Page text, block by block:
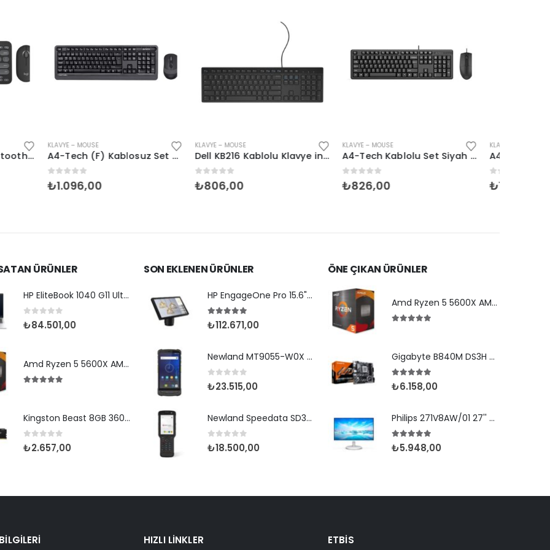
A4-Tech (F) Kablosuz Set Siyah (FG1010-FG)
KLAVYE – MOUSE
Dell KB216 Kablolu Klavye ingilizce (580-ADHK)
₺806,00
KLAVYE – MOUSE
A4-Tech Kablolu Set Siyah (KR-3330)
₺826,00
KLAVYE – MOUSE
A4-Tech Kablosuz Set Gri (FG1010-G)
₺1.093,00
ÜRÜNLER
HP EliteBook 1040 G11 Ultra7 155H-14-32G-1TBSD-WPr
0 5 üzerinden
₺84.501,00
Amd Ryzen 5 5600X AM4Pin 65W Fanlı (Box)
Kingston Beast 8GB 3600 DDR4 (KF436C17BB/8TR)
0 5 üzerinden
₺2.657,00
SON EKLENEN ÜRÜNLER
HP EngageOne Pro 15.6"-i5 14500-16G-256SSD-OST W11
5.00 5 üzerinden
₺112.671,00
Newland MT9055-W0X 2D Android 11 (Kılıf) Wifi BT
0 5 üzerinden
₺23.515,00
Newland Speedata SD35 (Leo) 2D Android 8.1 Wifi BT
0 5 üzerinden
₺18.500,00
ÖNE ÇIKAN ÜRÜNLER
Amd Ryzen 5 5600X AM4Pin 65W Fanlı (Box)
Gigabyte B840M DS3H D5 AM5 Hdmi Dp Type-C
5.005 üzerinden
₺6.158,00
Philips 271V8AW/01 27'' 4ms FHD 75Hz MM Beyaz IPS
5.005 üzerinden
₺5.948,00
HIZLI LINKLER ETBIS